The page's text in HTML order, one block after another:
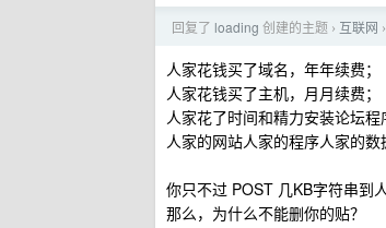
回复了 loading 创建的主题 › 互联网 ›
人家花钱买了域名，年年续费；
人家花钱买了主机，月月续费；
人家花了时间和精力安装论坛程
人家的网站人家的程序人家的数
你只不过 POST 几KB字符串到
那么，为什么不能删你的贴？